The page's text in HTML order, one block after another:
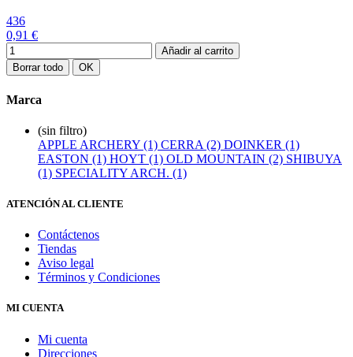
436
0,91 €
Añadir al carrito
Borrar todo
OK
Marca
(sin filtro)
APPLE ARCHERY (1) CERRA (2) DOINKER (1)
EASTON (1) HOYT (1) OLD MOUNTAIN (2) SHIBUYA
(1) SPECIALITY ARCH. (1)
ATENCIÓN AL CLIENTE
Contáctenos
Tiendas
Aviso legal
Términos y Condiciones
MI CUENTA
Mi cuenta
Direcciones